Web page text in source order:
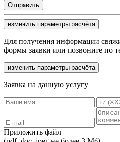
изменить параметры расчёта
Для получения информации
формы заявки или позвоните по
изменить параметры расчёта
Заявка на данную услугу
Приложить файл